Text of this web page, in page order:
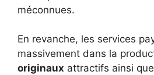
méconnues.
En revanche, les services
massivement dans la
originaux attractifs ainsi